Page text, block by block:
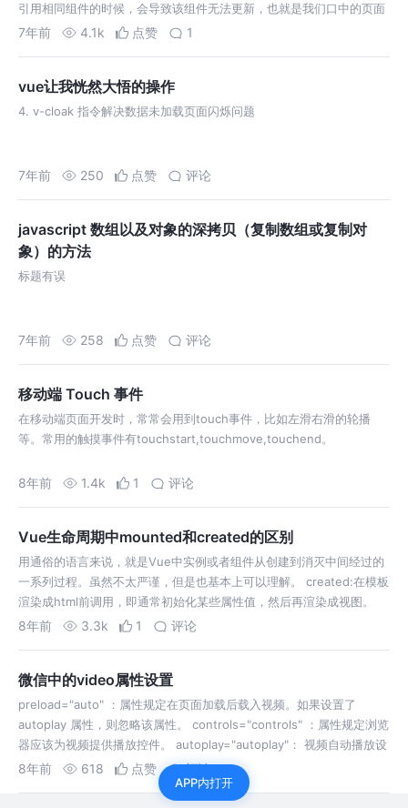
引用相同组件的时候，会导致该组件无法更新，也就是我们口中的页面
无法更新的问题了。 如果路由跳转nextPage是从name: 'newNorma…
7年前 4.1k 点赞 1
vue让我恍然大悟的操作
4. v-cloak 指令解决数据未加载页面闪烁问题
7年前 250 点赞 评论
javascript 数组以及对象的深拷贝（复制数组或复制对
象）的方法
标题有误
7年前 258 点赞 评论
移动端 Touch 事件
在移动端页面开发时，常常会用到touch事件，比如左滑右滑的轮播
等。常用的触摸事件有touchstart,touchmove,touchend。
8年前 1.4k 1 评论
Vue生命周期中mounted和created的区别
用通俗的语言来说，就是Vue中实例或者组件从创建到消灭中间经过的
一系列过程。虽然不太严谨，但是也基本上可以理解。 created:在模板
渲染成html前调用，即通常初始化某些属性值，然后再渲染成视图。
mounted:在模板渲染成html后调用，通常是初始化页面完成后，再对
8年前 3.3k 1 评论
微信中的video属性设置
preload="auto" ：属性规定在页面加载后载入视频。如果设置了
autoplay 属性，则忽略该属性。 controls="controls" ：属性规定浏览
器应该为视频提供播放控件。 autoplay="autoplay"： 视频自动播放设
置，但是有经验的人都应该知…
8年前 618 点赞 评论
APP内打开